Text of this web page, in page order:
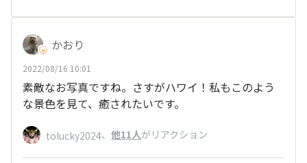
かおり
2022/08/16 10:01
素敵なお写真ですね。さすがハワイ！私もこのよう
な景色を見て、癒されたいです。
tolucky2024、 他11人がリアクション